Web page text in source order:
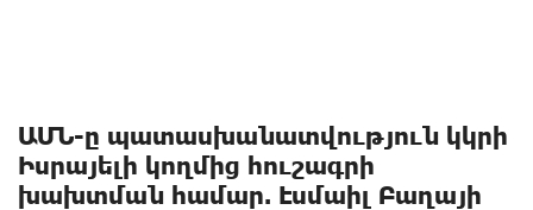
ԱՄՆ-ը պատասխանատվություն կկրի
Իսրայելի կողմից հուշագրի
խախտման համար. Էսմաիլ Բաղայի